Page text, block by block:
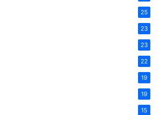
25
23
23
22
19
19
15